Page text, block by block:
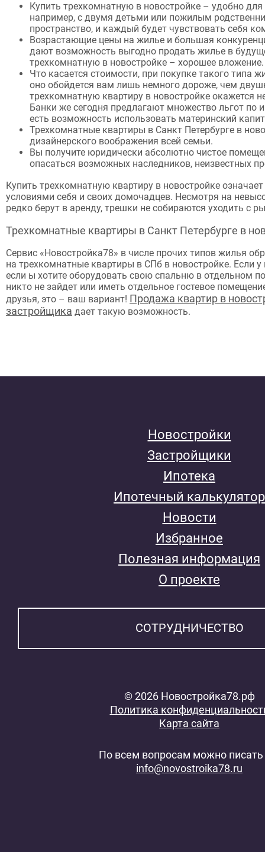
Купить трехкомнатную в новостройке – удобно
например, с двумя детьми или пожилым
пространство, и каждый будет чувствовать себя
Возрастающие цены на жилье и большая
дают возможность выгодно продать жилье в
трехкомнатную в новостройке – хорошее вложение.
Что касается стоимости, при покупке такого типа
оно обойдется вам лишь немного дороже, чем
трехкомнатную квартиру в новостройке окажется
Банки же сегодня предлагают множество льгот по
есть возможность использовать материнский
Трехкомнатные квартиры в Санкт Петербурге в
дизайнерского воображения всей семьи.
Вы получите юридически абсолютно чистое
опасаться возможных наследников, неизвестных
Купить трехкомнатную квартиру в новостройке
условиями себя и своих домочадцев. Несмотря на
редко берут в аренду, трешки не собираются уходить с
Трехкомнатные квартиры в Санкт Петербурге в
Сервис «Новостройка78» в числе прочих типов жилья
на трехкомнатные квартиры в СПб в новостройке. Если
если ы хотите оборудовать свою спальню в отдельном
никто не зайдет или иметь отдельное гостевое
друзья, это – ваш вариант! Продажа квартир в
застройщика дает такую возможность.
Новостройки
Застройщики
Ипотека
Ипотечный калькулятор
Новости
Избранное
Полезная информация
О проекте
СОТРУДНИЧЕСТВО
© 2026 Новостройка78.рф
Политика
Карта сайта
По всем вопросам можно писать
info@novostroika78.ru